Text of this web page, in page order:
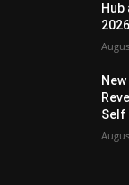
Hub
2026
Self